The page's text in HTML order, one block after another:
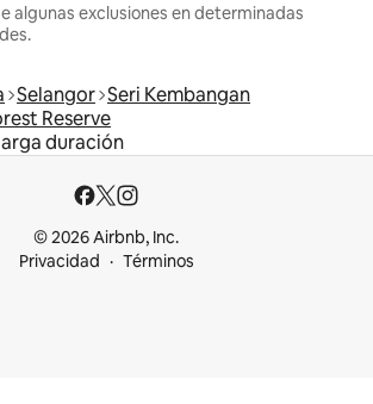
algunas exclusiones en determinadas
Selangor Seri Kembangan
Reserve
duración
© 2026 Airbnb, Inc.
Privacidad
Términos